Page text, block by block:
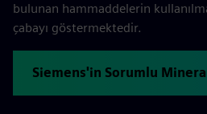
bulunan hammaddelerin
çabayı göstermektedir.